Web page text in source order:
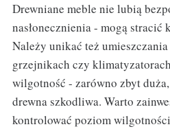
Drewniane meble nie lubią
nasłonecznienia - mogą stracić
Należy unikać też
grzejnikach czy
wilgotność - zarówno zbyt
drewna szkodliwa. Warto
kontrolować poziom